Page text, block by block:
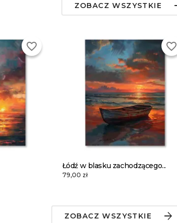
ZOBACZ WSZYSTKIE
favorite_border
Łódź w blasku zachodzącego...
79,00 zł
favorite_border
ZOBACZ WSZYSTKIE